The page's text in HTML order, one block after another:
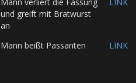
und greift mit Bratwurst
an
Mann beißt Passanten LINK